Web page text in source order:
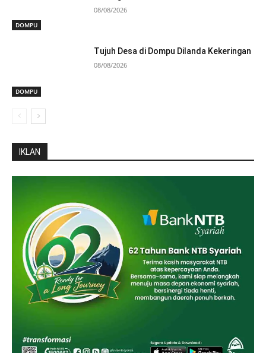
DOMPU
08/08/2026
DOMPU
Tujuh Desa di Dompu Dilanda Kekeringan
08/08/2026
IKLAN